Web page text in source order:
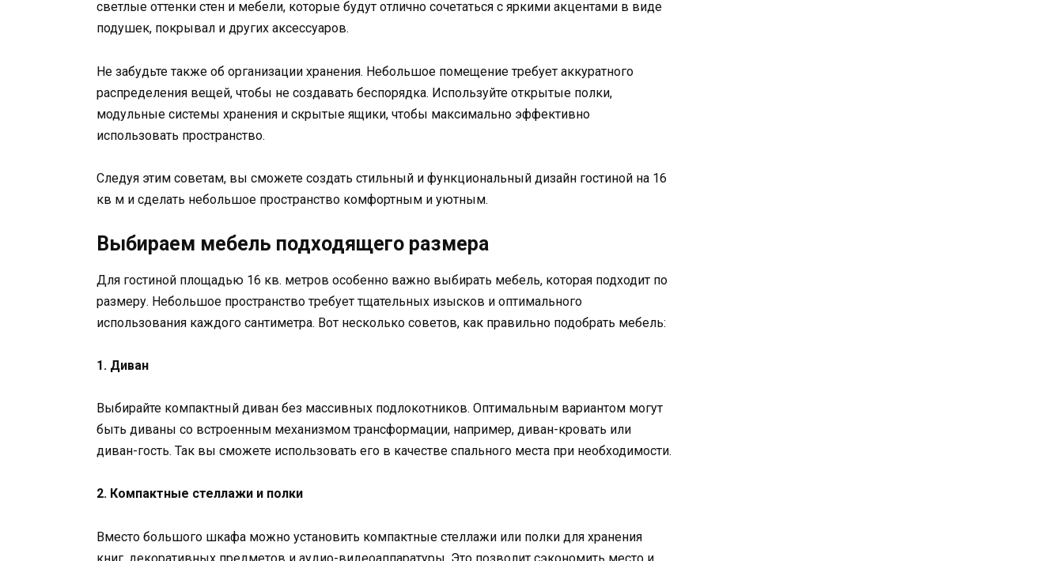
светлые оттенки стен и мебели, которые будут отлично сочетаться с яркими акцентами в виде
подушек, покрывал и других аксессуаров.
Не забудьте также об организации хранения. Небольшое помещение требует аккуратного
распределения вещей, чтобы не создавать беспорядка. Используйте открытые полки,
модульные системы хранения и скрытые ящики, чтобы максимально эффективно
использовать пространство.
Следуя этим советам, вы сможете создать стильный и функциональный дизайн гостиной на 16
кв м и сделать небольшое пространство комфортным и уютным.
Выбираем мебель подходящего размера
Для гостиной площадью 16 кв. метров особенно важно выбирать мебель, которая подходит по
размеру. Небольшое пространство требует тщательных изысков и оптимального
использования каждого сантиметра. Вот несколько советов, как правильно подобрать мебель:
1. Диван
Выбирайте компактный диван без массивных подлокотников. Оптимальным вариантом могут
быть диваны со встроенным механизмом трансформации, например, диван-кровать или
диван-гость. Так вы сможете использовать его в качестве спального места при необходимости.
2. Компактные стеллажи и полки
Вместо большого шкафа можно установить компактные стеллажи или полки для хранения
книг, декоративных предметов и аудио-видеоаппаратуры. Это позволит сэкономить место и